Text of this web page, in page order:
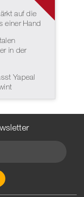
auf die
einer Hand
in der
Yapeal